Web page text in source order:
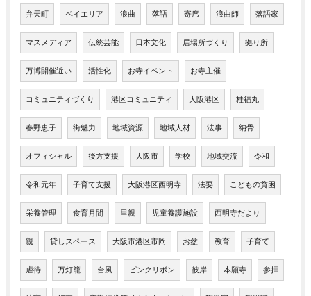
弁天町 ベイエリア 浪曲 落語 寄席 浪曲師 落語家
マスメディア 伝統芸能 日本文化 居場所づくり 拠り所
万博開催近い 活性化 お寺イベント お寺主催
コミュニティづくり 港区コミュニティ 大阪港区 桂福丸
春野恵子 街魅力 地域資源 地域人材 法事 納骨
オフィシャル 後方支援 大阪市 学校 地域交流 令和
令和元年 子育て支援 大阪港区西明寺 法要 こどもの貧困
栄養管理 食育月間 里親 児童養護施設 西明寺だより
親 貸しスペース 大阪市港区市岡 お盆 教育 子育て
虐待 万灯籠 台風 ピンクリボン 彼岸 本願寺 参拝